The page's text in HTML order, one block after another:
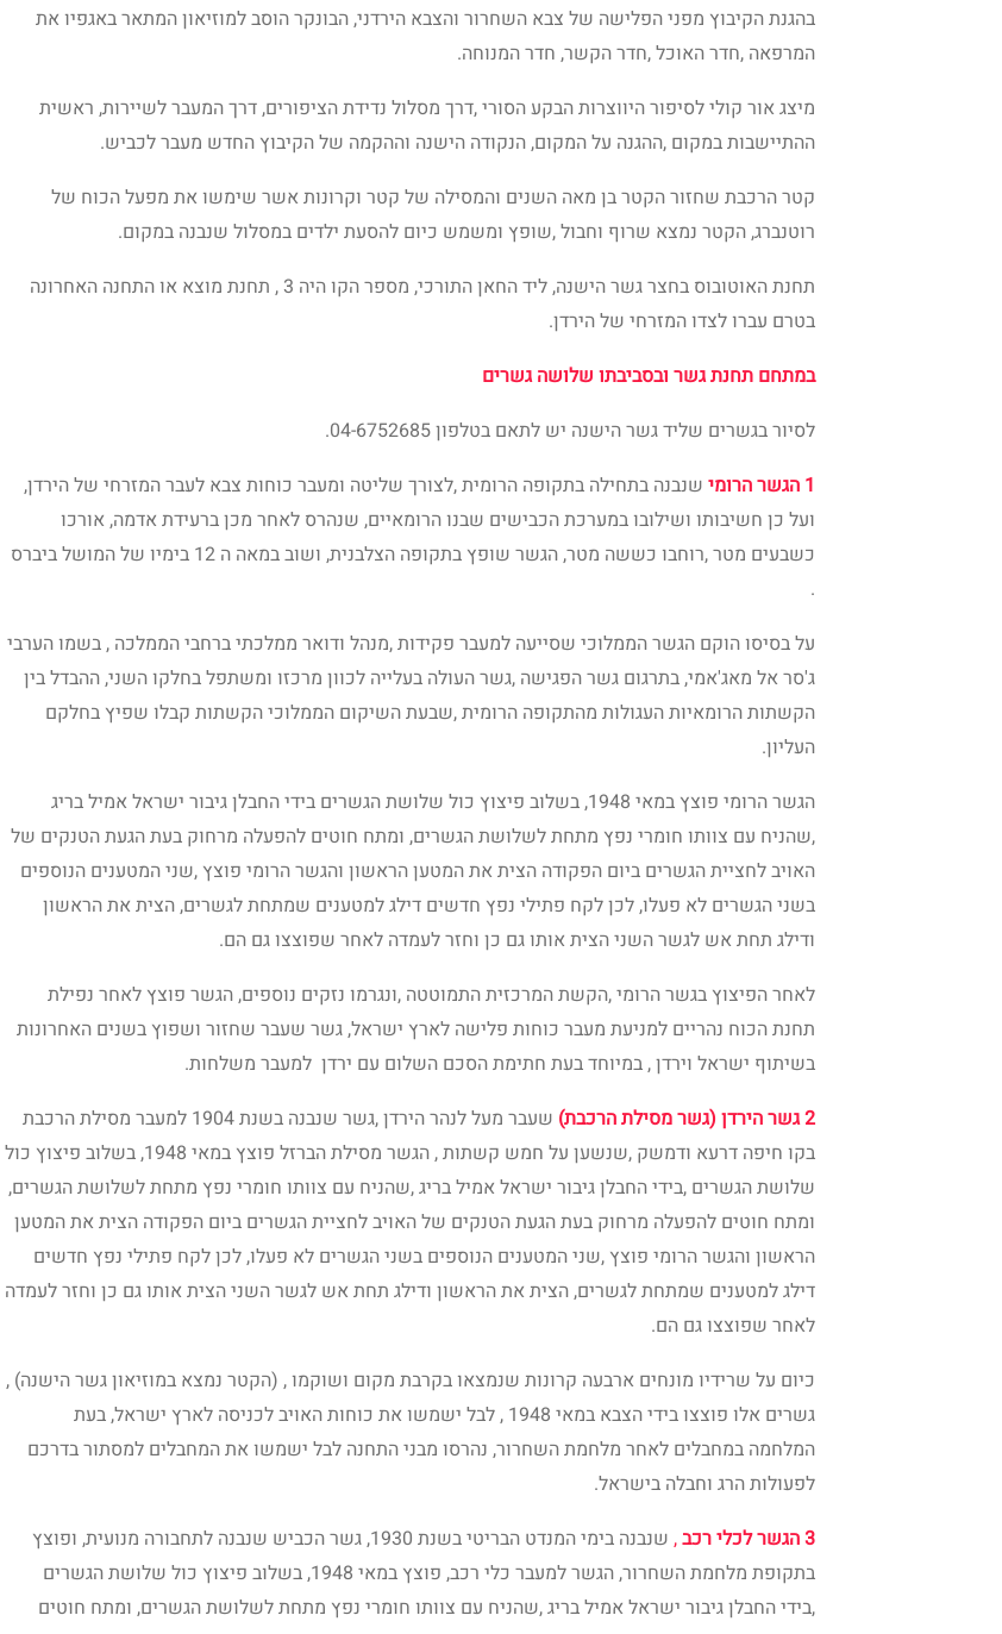
בהגנת הקיבוץ מפני הפלישה של צבא השחרור והצבא הירדני, הבונקר הוסב למוזיאון המתאר באגפיו את
המרפאה ,חדר האוכל ,חדר הקשר, חדר המנוחה.
מיצג אור קולי לסיפור היווצרות הבקע הסורי ,דרך מסלול נדידת הציפורים, דרך המעבר לשיירות, ראשית
ההתיישבות במקום ,ההגנה על המקום, הנקודה הישנה וההקמה של הקיבוץ החדש מעבר לכביש.
קטר הרכבת שחזור הקטר בן מאה השנים והמסילה של קטר וקרונות אשר שימשו את מפעל הכוח של
רוטנברג, הקטר נמצא שרוף וחבול ,שופץ ומשמש כיום להסעת ילדים במסלול שנבנה במקום.
תחנת האוטובוס בחצר גשר הישנה, ליד החאן התורכי, מספר הקו היה 3 , תחנת מוצא או התחנה האחרונה
בטרם עברו לצדו המזרחי של הירדן.
במתחם תחנת גשר ובסביבתו שלושה גשרים
לסיור בגשרים שליד גשר הישנה יש לתאם בטלפון 04-6752685.
1 הגשר הרומי
שנבנה בתחילה בתקופה הרומית ,לצורך שליטה ומעבר כוחות צבא לעבר המזרחי של הירדן,
ועל כן חשיבותו ושילובו במערכת הכבישים שבנו הרומאיים, שנהרס לאחר מכן ברעידת אדמה, אורכו
כשבעים מטר ,רוחבו כששה מטר, הגשר שופץ בתקופה הצלבנית, ושוב במאה ה 12 בימיו של המושל ביברס
.
על בסיסו הוקם הגשר הממלוכי שסייעה למעבר פקידות ,מנהל ודואר ממלכתי ברחבי הממלכה , בשמו הערבי
ג'סר אל מאג'אמי, בתרגום גשר הפגישה ,גשר העולה בעלייה לכוון מרכזו ומשתפל בחלקו השני, ההבדל בין
הקשתות הרומאיות העגולות מהתקופה הרומית ,שבעת השיקום הממלוכי הקשתות קבלו שפיץ בחלקם
העליון.
הגשר הרומי פוצץ במאי 1948, בשלוב פיצוץ כול שלושת הגשרים בידי החבלן גיבור ישראל אמיל בריג
,שהניח עם צוותו חומרי נפץ מתחת לשלושת הגשרים, ומתח חוטים להפעלה מרחוק בעת הגעת הטנקים של
האויב לחציית הגשרים ביום הפקודה הצית את המטען הראשון והגשר הרומי פוצץ ,שני המטענים הנוספים
בשני הגשרים לא פעלו, לכן לקח פתילי נפץ חדשים דילג למטענים שמתחת לגשרים, הצית את הראשון
ודילג תחת אש לגשר השני הצית אותו גם כן וחזר לעמדה לאחר שפוצצו גם הם.
לאחר הפיצוץ בגשר הרומי ,הקשת המרכזית התמוטטה ,ונגרמו נזקים נוספים, הגשר פוצץ לאחר נפילת
תחנת הכוח נהריים למניעת מעבר כוחות פלישה לארץ ישראל, גשר שעבר שחזור ושפוץ בשנים האחרונות
בשיתוף ישראל וירדן , במיוחד בעת חתימת הסכם השלום עם ירדן למעבר משלחות.
2 גשר הירדן (גשר מסילת הרכבת)
שעבר מעל לנהר הירדן ,גשר שנבנה בשנת 1904 למעבר מסילת הרכבת
בקו חיפה דרעא ודמשק ,שנשען על חמש קשתות , הגשר מסילת הברזל פוצץ במאי 1948, בשלוב פיצוץ כול
שלושת הגשרים ,בידי החבלן גיבור ישראל אמיל בריג ,שהניח עם צוותו חומרי נפץ מתחת לשלושת הגשרים,
ומתח חוטים להפעלה מרחוק בעת הגעת הטנקים של האויב לחציית הגשרים ביום הפקודה הצית את המטען
הראשון והגשר הרומי פוצץ ,שני המטענים הנוספים בשני הגשרים לא פעלו, לכן לקח פתילי נפץ חדשים
דילג למטענים שמתחת לגשרים, הצית את הראשון ודילג תחת אש לגשר השני הצית אותו גם כן וחזר לעמדה
לאחר שפוצצו גם הם.
כיום על שרידיו מונחים ארבעה קרונות שנמצאו בקרבת מקום ושוקמו , (הקטר נמצא במוזיאון גשר הישנה) ,
גשרים אלו פוצצו בידי הצבא במאי 1948 , לבל ישמשו את כוחות האויב לכניסה לארץ ישראל, בעת
המלחמה במחבלים לאחר מלחמת השחרור, נהרסו מבני התחנה לבל ישמשו את המחבלים למסתור בדרכם
לפעולות הרג וחבלה בישראל.
3 הגשר לכלי רכב
,
שנבנה בימי המנדט הבריטי בשנת 1930, גשר הכביש שנבנה לתחבורה מנועית, ופוצץ
בתקופת מלחמת השחרור, הגשר למעבר כלי רכב, פוצץ במאי 1948, בשלוב פיצוץ כול שלושת הגשרים
,בידי החבלן גיבור ישראל אמיל בריג ,שהניח עם צוותו חומרי נפץ מתחת לשלושת הגשרים, ומתח חוטים